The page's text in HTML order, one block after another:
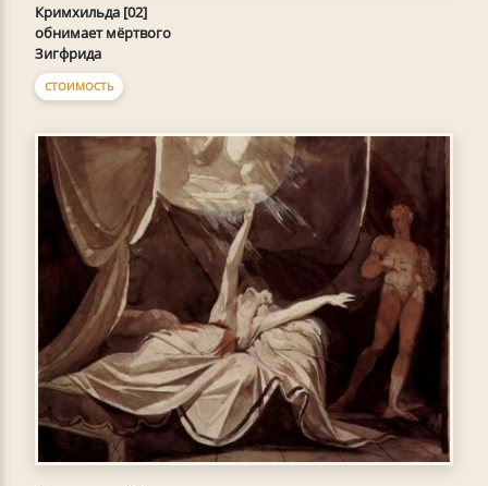
Кримхильда [02]
обнимает мёртвого
Зигфрида
СТОИМОСТЬ